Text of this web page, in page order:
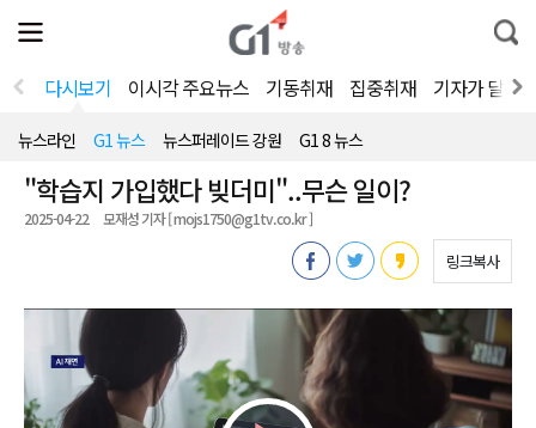
전
체
뉴
열
통
합
색
다시보기 이시각 주요뉴스 기동취재 집중취재 기자가 달려
뉴스라인 G1 뉴스 뉴스퍼레이드 강원 G1 8 뉴스
"학습지 가입했다 빚더미"..무슨 일이?
2025-04-22 모재성 기자 [ mojs1750@g1tv.co.kr ]
링크복사